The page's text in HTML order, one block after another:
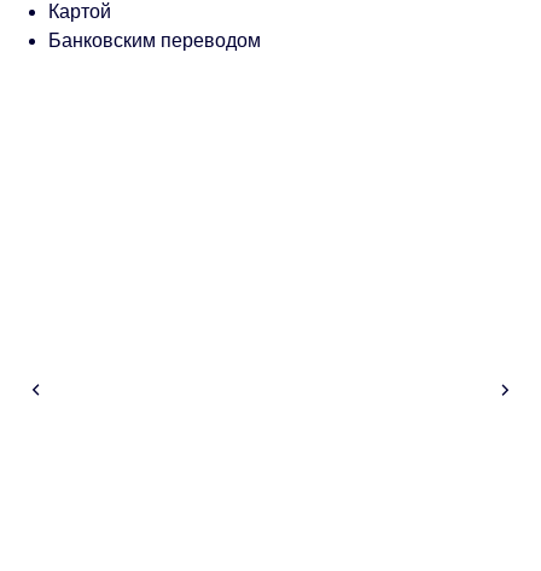
Картой
Банковским переводом